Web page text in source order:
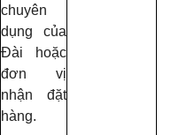
chuyên
dụng của
Đài hoặc
đơn vị
nhận đặt
hàng.